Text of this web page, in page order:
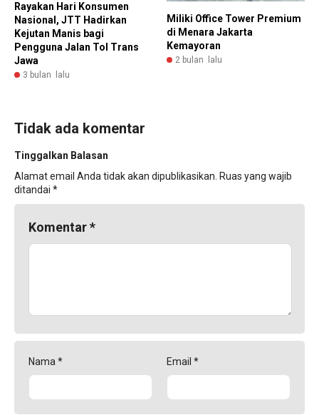
Rayakan Hari Konsumen
Nasional, JTT Hadirkan
Kejutan Manis bagi
Pengguna Jalan Tol Trans
Jawa
3 bulan lalu
Miliki Office Tower Premium
di Menara Jakarta
Kemayoran
2 bulan lalu
Tidak ada komentar
Tinggalkan Balasan
Alamat email Anda tidak akan dipublikasikan. Ruas yang wajib
ditandai *
Komentar*
Nama* Email *